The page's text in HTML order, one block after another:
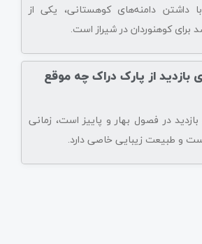
داشتن دامنه‌های کوهستانی، یکی از
کوهنوردان در شیراز است.
بازدید از پارک دراک چه موقع
در فصول بهار و پاییز است، زمانی
و طبیعت زیبایی خاصی دارد.